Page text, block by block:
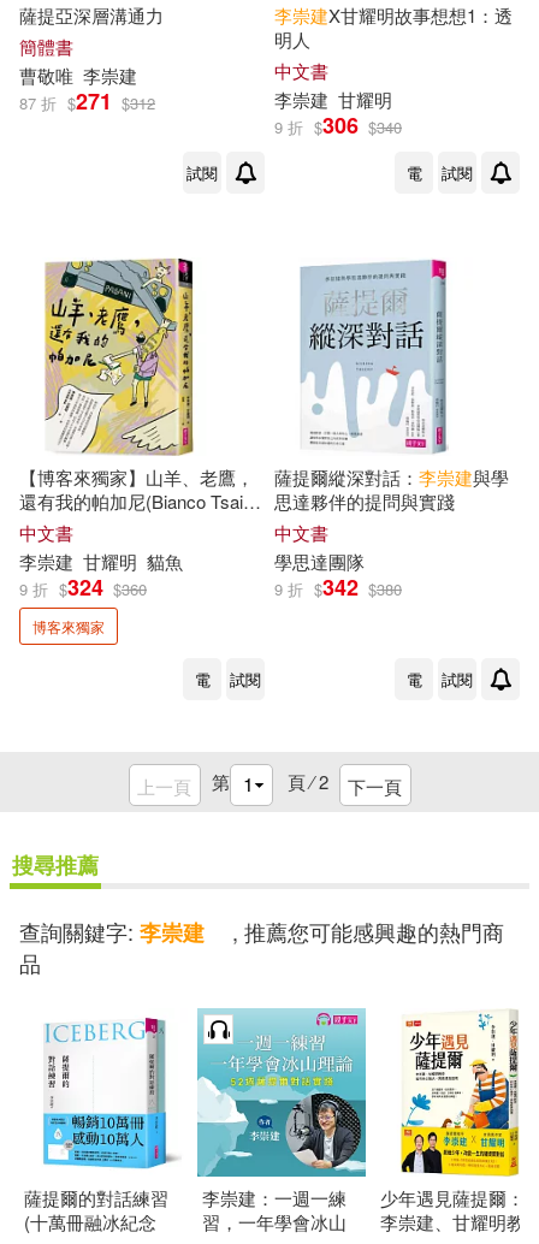
薩提亞深層溝通力
簡體書
曹敬唯 李崇建
87 折 $271 $312
試閱
李崇建X甘耀明故事想想1：透
明人
中文書
李崇建 甘耀明
9 折 $306 $340
電
試閱
【博客來獨家】山羊、老鷹，
還有我的帕加尼(Bianco Tsai設
計書衣版)
中文書
李崇建 甘耀明 貓魚
9 折 $324 $360
博客來獨家
電 試閱
薩提爾縱深對話： 李崇建與學
思達夥伴的提問與實踐
中文書
學思達團隊
9 折 $342 $380
電 試閱
上一頁 第 頁 ⁄2 下一頁
搜尋推薦
查詢關鍵字: 李崇建 , 推薦您可能感興趣的熱門商
品
薩提爾的對話練習
(十萬冊融冰紀念
李崇建：一週一練
習，一年學會冰山
少年遇見薩提爾：
李崇建、甘耀明教